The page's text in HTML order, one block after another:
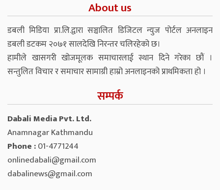
About us
डबली मिडिया प्रा.लि.द्वारा सञ्चालित डिजिटल न्युज पोर्टल अनलाइन
डबली डटकम २०७१ सालदेखि निरन्तर चलिरहेको छ।
हामीले खासगरी खोजमूलक समाचारलाई स्थान दिने गरेका छौं ।
सन्तुलित विचार र समाचार सामाग्री हाम्रो अनलाइनको प्राथमिकता हो ।
सम्पर्क
Dabali Media Pvt. Ltd.
Anamnagar Kathmandu
Phone :01-4771244
onlinedabali@gmail.com
dabalinews@gmail.com